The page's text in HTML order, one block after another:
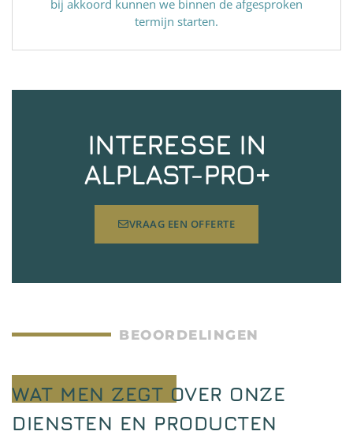
bij akkoord kunnen we binnen de afgesproken
termijn starten.
INTERESSE IN
ALPLAST-PRO+
VRAAG EEN OFFERTE
BEOORDELINGEN
WAT MEN ZEGT OVER ONZE
DIENSTEN EN PRODUCTEN